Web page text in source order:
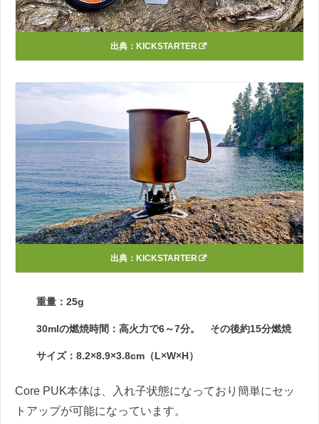
出典： KICKSTARTER
出典： KICKSTARTER
重量：25g
30mlの燃焼時間：高火力で6～7分。 その後約15分燃焼
サイズ：8.2×8.9×3.8cm（L×W×H）
Core PUK本体は、入れ子状態になっており簡単にセッ
トアップが可能になっています。